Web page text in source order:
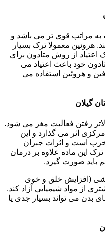
مراتب قوی تر می باشد و
هروئین معمولا ترک بسیار
از روش متادون برای
خود باعث اعتیاد می
و هروئین استفاده می
گیلان
رفتن فعالیت مغز می شود.
اثر می گذارد و این
است و اثرات جبران
این ماده علاوه بر درمان
باید صورت گیرد.
(افزایش خلق و خوی
از مواد شیمیایی آزاد کند.
بدن می تواند بسیار جدی یا